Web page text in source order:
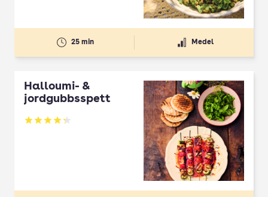
25 min Medel
Halloumi- &
jordgubbsspett
Betyg: 4.3 av 5